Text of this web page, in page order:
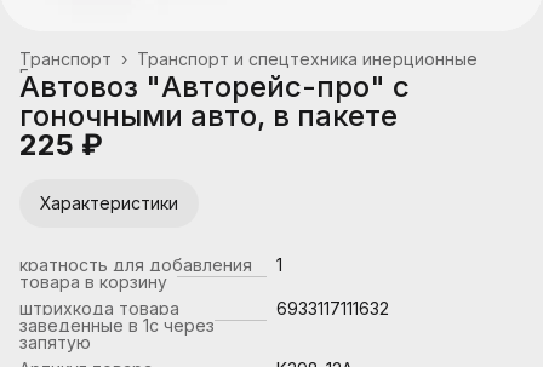
Транспорт и спецтехника инерционные
Транспорт ›
Главная
Автовоз "Авторейс-про" с
гоночными авто, в пакете
225 ₽
Характеристики
кратность для добавления
товара в корзину
1
штрихкода товара
заведенные в 1с через
запятую
6933117111632